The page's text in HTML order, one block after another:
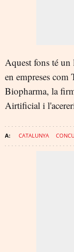
Aquest fons té
en empreses
Biopharma, la
Airtificial i
CATALUNYA